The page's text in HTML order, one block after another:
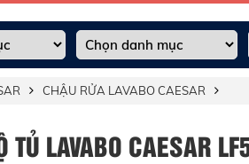
CHẬU RỬA LAVABO CAESAR
TỦ LAVABO CAESAR